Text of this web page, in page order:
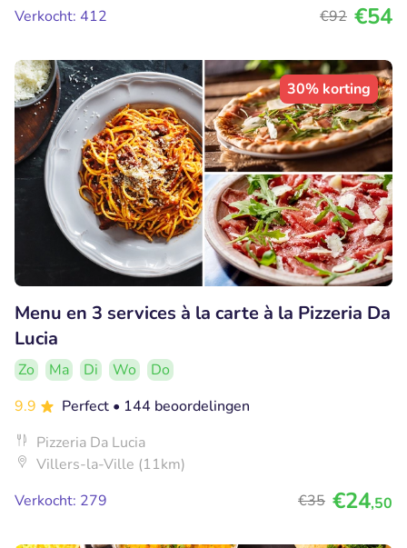
Verkocht: 412
€92 €54
30% korting
Menu en 3 services à la carte à la Pizzeria Da
Lucia
Zo Ma Di Wo
Do
9.9
Perfect • 144 beoordelingen
Pizzeria Da Lucia
Villers-la-Ville (11km)
Verkocht: 279
€35 €24,50